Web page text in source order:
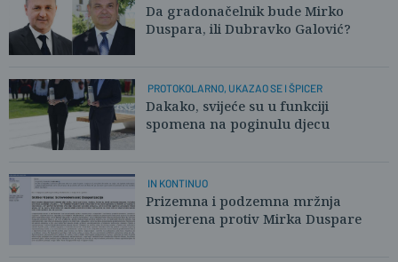
Da gradonačelnik bude Mirko
Duspara, ili Dubravko Galović?
PROTOKOLARNO, UKAZAO SE I ŠPICER
Dakako, svijeće su u funkciji
spomena na poginulu djecu
IN KONTINUO
Prizemna i podzemna mržnja
usmjerena protiv Mirka Duspare